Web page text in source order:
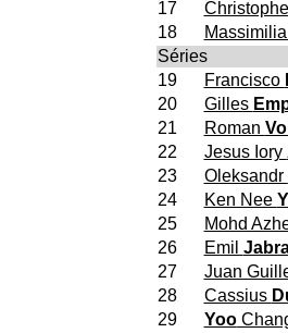
17
18
Séries
19
Francisco
20
Gilles
21
Roman
22
Jesus Iory
23
Oleksandr
24
Ken Nee
25
Mohd
26
Emil
27
Juan
28
Cassius
29
Yoo